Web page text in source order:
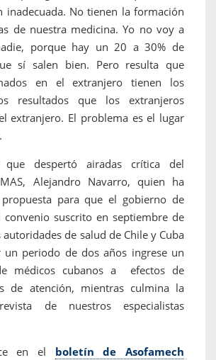
inadecuada. No tienen la formación
de nuestra medicina. Yo no voy a
porque hay un 20 a 30% de
sí salen bien. Pero resulta que
en el extranjero tienen los
resultados que los extranjeros
extranjero. El problema es el lugar
despertó airadas crítica del
Alejandro Navarro, quien ha
para que el gobierno de
convenio suscrito en septiembre de
de salud de Chile y Cuba
un periodo de dos años ingrese un
médicos cubanos a efectos de
de atención, mientras culmina la
de nuestros especialistas
en el boletín de Asofamech